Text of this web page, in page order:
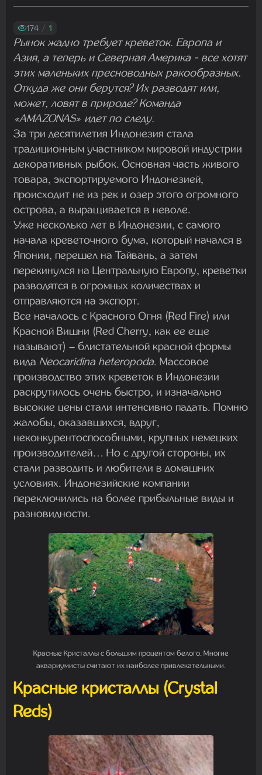
Madam
Madam
29.07.2026 13:23:35
Madam
22.07.2026 19:16:45
Madam
19.07.2026 08:27:00
174 / 1
Рынок жадно требует креветок. Европа и
Азия, а теперь и Северная Америка - все хотят
этих маленьких пресноводных ракообразных.
Откуда же они берутся? Их разводят или,
может, ловят в природе? Команда
«AMAZONAS» идет по следу.
За три десятилетия Индонезия стала
традиционным участником мировой индустрии
декоративных рыбок. Основная часть живого
товара, экспортируемого Индонезией,
происходит не из рек и озер этого огромного
острова, а выращивается в неволе.
Уже несколько лет в Индонезии, с самого
начала креветочного бума, который начался в
Японии, перешел на Тайвань, а затем
перекинулся на Центральную Европу, креветки
разводятся в огромных количествах и
отправляются на экспорт.
Все началось с Красного Огня (Red Fire) или
Красной Вишни (Red Cherry, как ее еще
называют) – блистательной красной формы
вида Neocaridina heteropoda. Массовое
производство этих креветок в Индонезии
раскрутилось очень быстро, и изначально
высокие цены стали интенсивно падать. Помню
жалобы, оказавшихся, вдруг,
неконкурентоспособными, крупных немецких
производителей… Но с другой стороны, их
стали разводить и любители в домашних
условиях. Индонезийские компании
переключились на более прибыльные виды и
разновидности.
Красные Кристаллы с большим процентом белого. Многие
аквариумисты считают их наиболее привлекательными.
Красные кристаллы (Crystal
Reds)